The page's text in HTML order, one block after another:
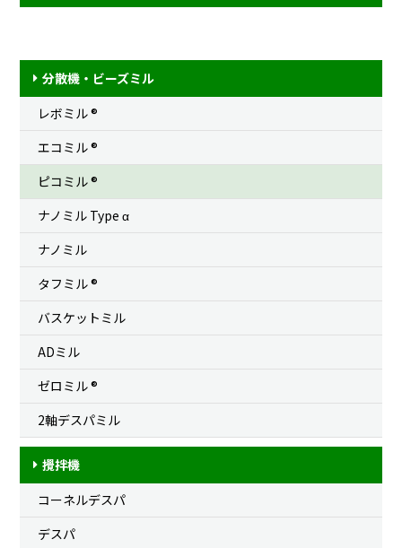
分散機・ビーズミル
レボミル ®
エコミル ®
ピコミル ®
ナノミル Typeα
ナノミル
タフミル ®
バスケットミル
ADミル
ゼロミル ®
2軸デスパミル
攪拌機
コーネルデスパ
デスパ